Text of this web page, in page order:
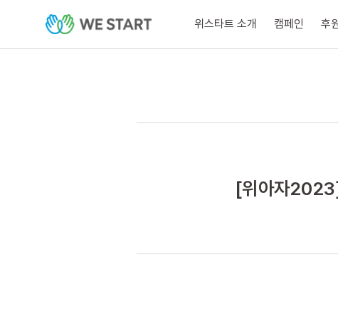
위스타트 소개 캠페인 후
[위아자